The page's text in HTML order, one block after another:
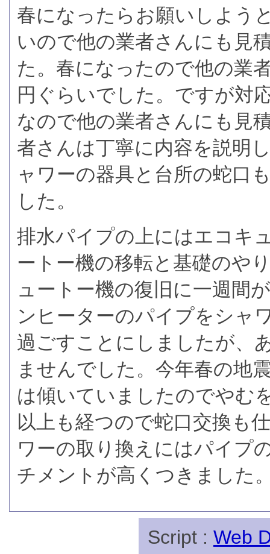
春になったらお願いしよう
いので他の業者さんにも見
た。春になったので他の業
円ぐらいでした。ですが対
なので他の業者さんにも見
者さんは丁寧に内容を説明
ャワーの器具と台所の蛇口
した。
排水パイプの上にはエコキ
ートー機の移転と基礎のや
ュートー機の復旧に一週間
ンヒーターのパイプをシャ
過ごすことにしましたが、
ませんでした。今年春の地
は傾いていましたのでやむ
以上も経つので蛇口交換も
ワーの取り換えにはパイプ
チメントが高くつきました
Script : Web